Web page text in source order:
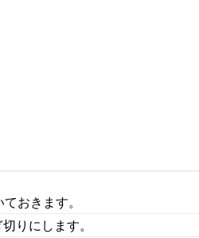
おきます。
りにします。